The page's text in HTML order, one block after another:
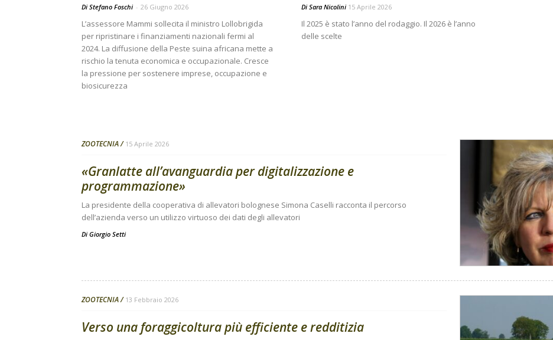
Di Stefano Foschi - 26 Giugno 2026
L’assessore Mammi sollecita il ministro Lollobrigida
per ripristinare i finanziamenti nazionali fermi al
2024. La diffusione della Peste suina africana mette a
rischio la tenuta economica e occupazionale. Cresce
la pressione per sostenere imprese, occupazione e
biosicurezza
Di Sara Nicolini 15 Aprile 2026
Il 2025 è stato l’anno del rodaggio. Il 2026 è l’anno
delle scelte
ZOOTECNIA 15 Aprile 2026
«Granlatte all’avanguardia per digitalizzazione e
programmazione»
La presidente della cooperativa di allevatori bolognese Simona Caselli racconta il percorso
dell’azienda verso un utilizzo virtuoso dei dati degli allevatori
Di Giorgio Setti
ZOOTECNIA 13 Febbraio 2026
Verso una foraggicoltura più efficiente e redditizia